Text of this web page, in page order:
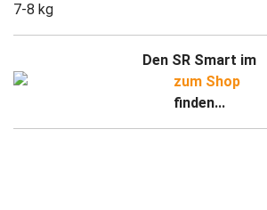
7-8 kg
Den SR Smart im
finden...